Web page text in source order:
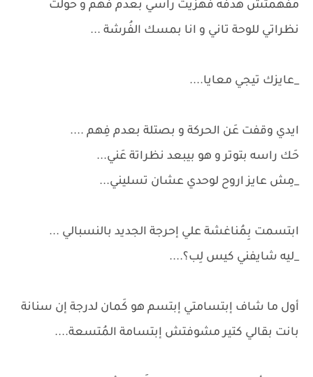
مَفهمتش هدفه فهزيت راسي بعدم فهم و حولت
نظراتي للوحة تاني و انا بمسك الفُرشة ...
_عايزك تيجي معايا....
ايدي وقفت عَن الحركة و بصتلة بعدم فِهم ....
حَك راسه بتوتر و هو بيبعد نظراتة عَني...
_مِش عايز اروح لوحدي عشان تسليني...
ابتسمت بِمُناغشة علي إحرجة الجديد بالنسبالي ...
_ليه شايفني كيس لِب؟....
أول ما شاف إبتسامتي إبتسم هو كَمان لدرجة إن سنانة
بانت بقالي كتير مشوفتش إبتسامة المُتسعة....